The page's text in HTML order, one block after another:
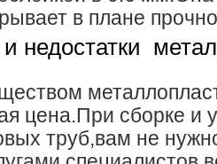
в плане
недостатки
цена.При сборке и
труб,вам не